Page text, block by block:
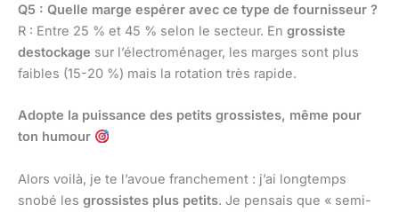
Q5 : Quelle marge espérer avec ce type de fournisseur ?
R : Entre 25 % et 45 % selon le secteur. En grossiste
destockage sur l’électroménager, les marges sont plus
faibles (15-20 %) mais la rotation très rapide.
Adopte la puissance des petits grossistes, même pour
ton humour
Alors voilà, je te l’avoue franchement : j’ai longtemps
snobé les grossistes plus petits. Je pensais que « semi-